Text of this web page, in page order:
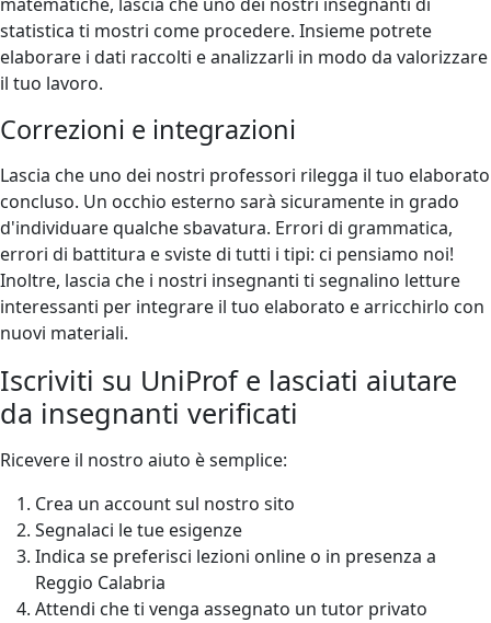
statistica ti mostri come procedere. Insieme potrete
elaborare i dati raccolti e analizzarli in modo da valorizzare
il tuo lavoro.
Correzioni e integrazioni
Lascia che uno dei nostri professori rilegga il tuo elaborato
concluso. Un occhio esterno sarà sicuramente in grado
d'individuare qualche sbavatura. Errori di grammatica,
errori di battitura e sviste di tutti i tipi: ci pensiamo noi!
Inoltre, lascia che i nostri insegnanti ti segnalino letture
interessanti per integrare il tuo elaborato e arricchirlo con
nuovi materiali.
Iscriviti su UniProf e lasciati aiutare
da insegnanti verificati
Ricevere il nostro aiuto è semplice:
Crea un account sul nostro sito
Segnalaci le tue esigenze
Indica se preferisci lezioni online o in presenza a
Reggio Calabria
Attendi che ti venga assegnato un tutor privato